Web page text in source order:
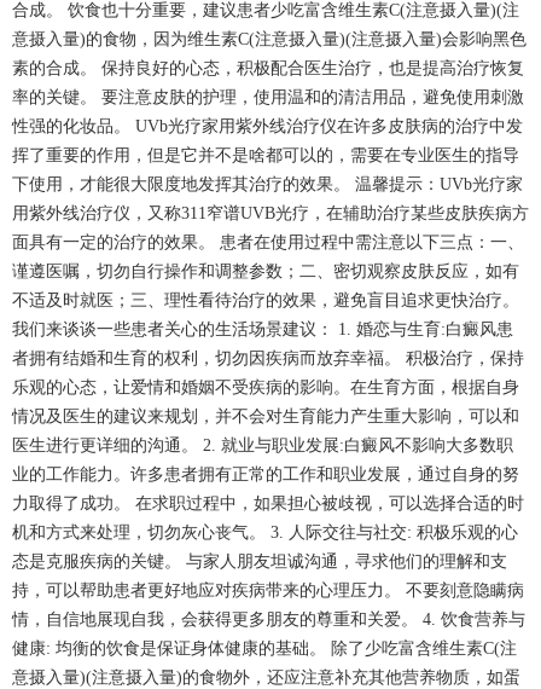
合成。 饮食也十分重要，建议患者少吃富含维生素C(注意摄入量)(注
意摄入量)的食物，因为维生素C(注意摄入量)(注意摄入量)会影响黑色
素的合成。 保持良好的心态，积极配合医生治疗，也是提高治疗恢复
率的关键。 要注意皮肤的护理，使用温和的清洁用品，避免使用刺激
性强的化妆品。 UVb光疗家用紫外线治疗仪在许多皮肤病的治疗中发
挥了重要的作用，但是它并不是啥都可以的，需要在专业医生的指导
下使用，才能很大限度地发挥其治疗的效果。 温馨提示：UVb光疗家
用紫外线治疗仪，又称311窄谱UVB光疗，在辅助治疗某些皮肤疾病方
面具有一定的治疗的效果。 患者在使用过程中需注意以下三点：一、
谨遵医嘱，切勿自行操作和调整参数；二、密切观察皮肤反应，如有
不适及时就医；三、理性看待治疗的效果，避免盲目追求更快治疗。
我们来谈谈一些患者关心的生活场景建议： 1. 婚恋与生育:白癜风患
者拥有结婚和生育的权利，切勿因疾病而放弃幸福。 积极治疗，保持
乐观的心态，让爱情和婚姻不受疾病的影响。在生育方面，根据自身
情况及医生的建议来规划，并不会对生育能力产生重大影响，可以和
医生进行更详细的沟通。 2. 就业与职业发展:白癜风不影响大多数职
业的工作能力。许多患者拥有正常的工作和职业发展，通过自身的努
力取得了成功。 在求职过程中，如果担心被歧视，可以选择合适的时
机和方式来处理，切勿灰心丧气。 3. 人际交往与社交: 积极乐观的心
态是克服疾病的关键。 与家人朋友坦诚沟通，寻求他们的理解和支
持，可以帮助患者更好地应对疾病带来的心理压力。 不要刻意隐瞒病
情，自信地展现自我，会获得更多朋友的尊重和关爱。 4. 饮食营养与
健康: 均衡的饮食是保证身体健康的基础。 除了少吃富含维生素C(注
意摄入量)(注意摄入量)的食物外，还应注意补充其他营养物质，如蛋